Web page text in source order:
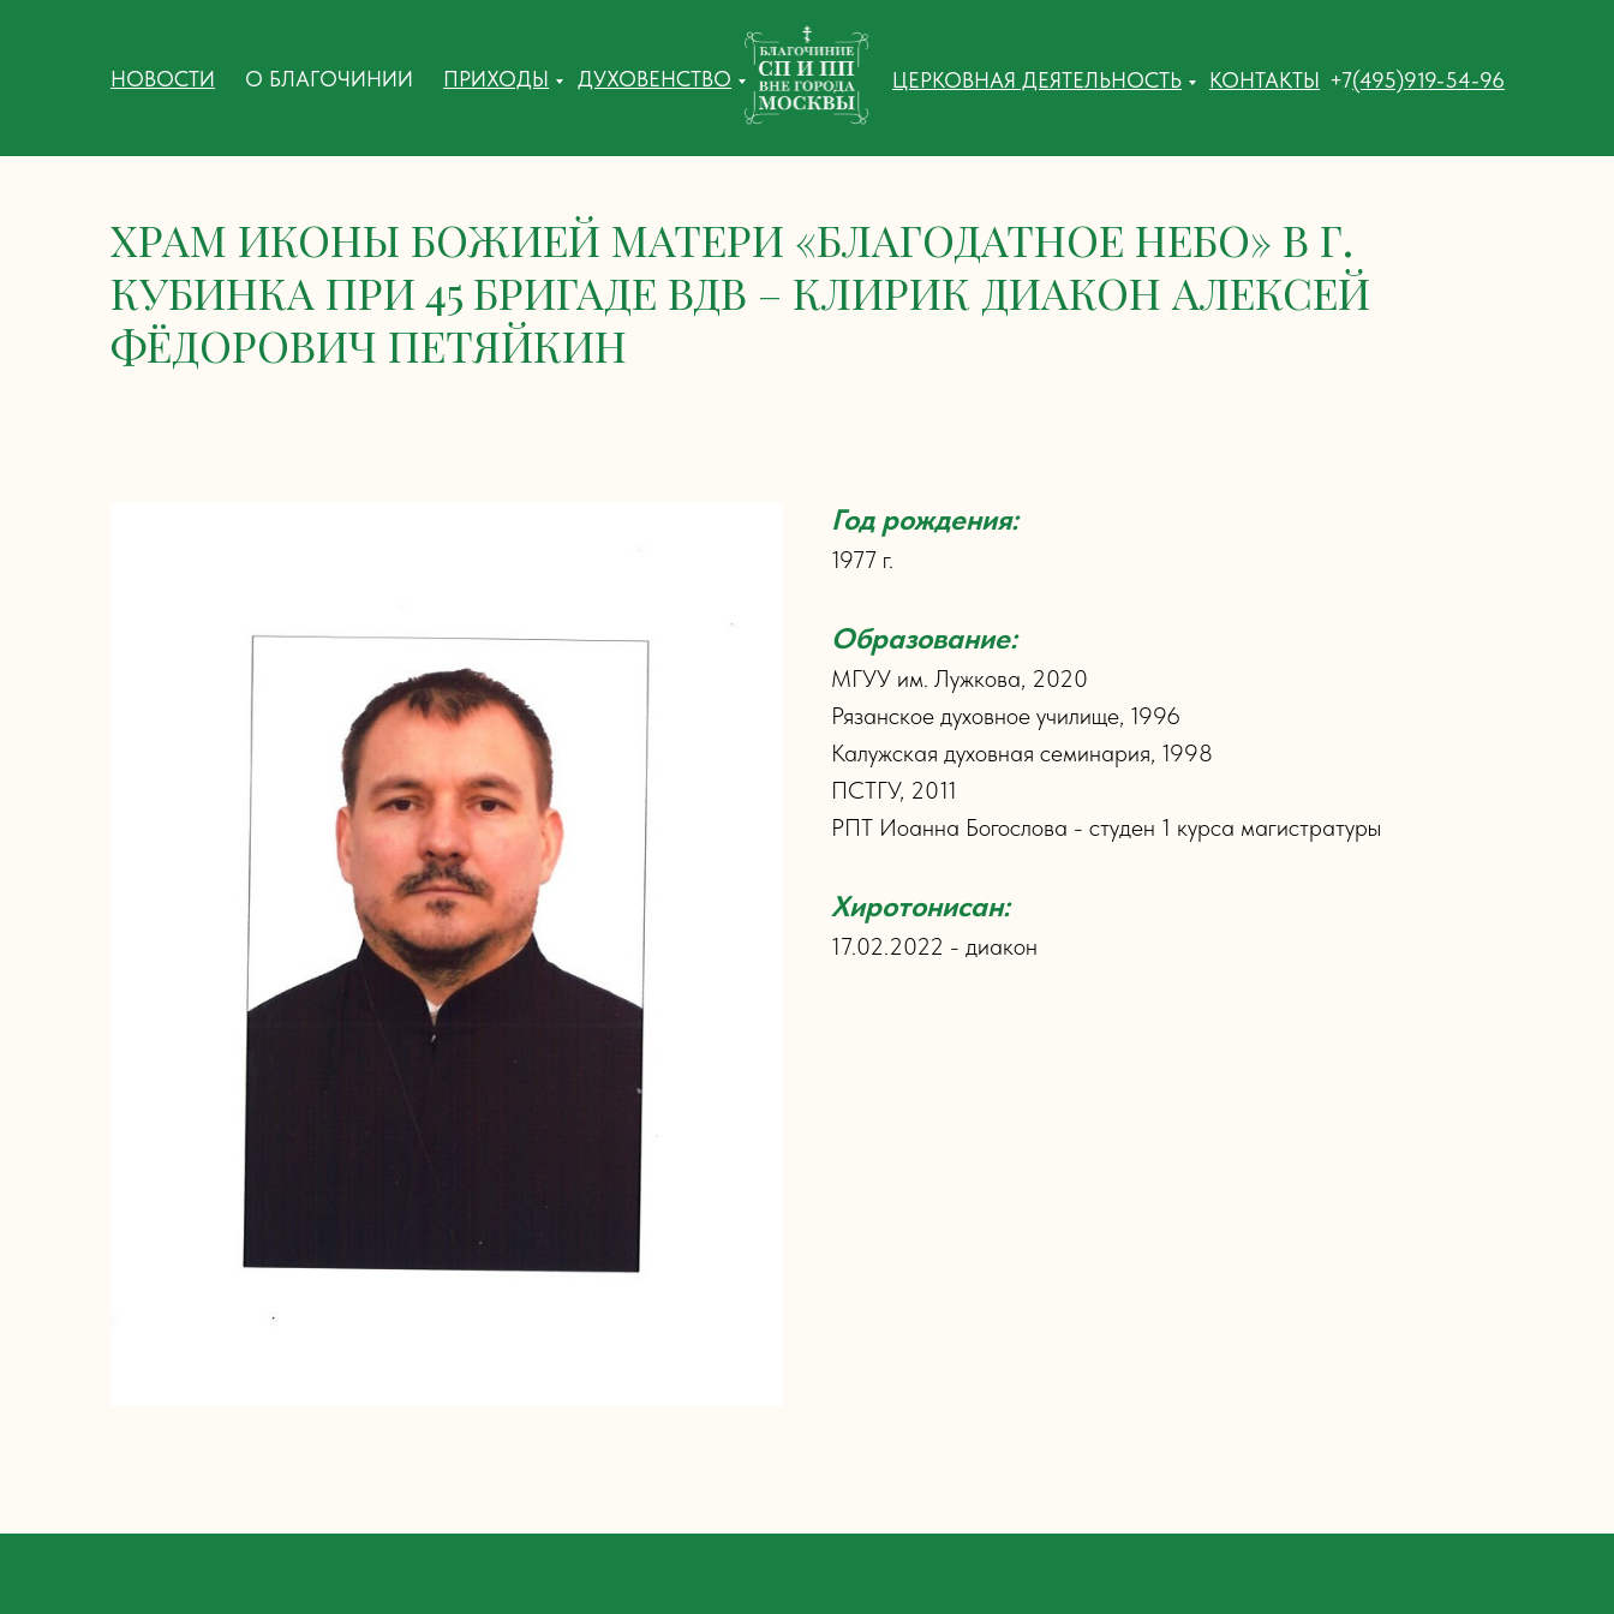
+7(495)919-54-96
КОНТАКТЫ
ЦЕРКОВНАЯ ДЕЯТЕЛЬНОСТЬ
ДУХОВЕНСТВО
ПРИХОДЫ
О БЛАГОЧИНИИ
НОВОСТИ
ХРАМ ИКОНЫ БОЖИЕЙ МАТЕРИ «БЛАГОДАТНОЕ НЕБО» В Г.
КУБИНКА ПРИ 45 БРИГАДЕ ВДВ – КЛИРИК ДИАКОН АЛЕКСЕЙ
ФЁДОРОВИЧ ПЕТЯЙКИН
Год рождения:
1977 г.
Образование:
МГУУ им. Лужкова, 2020
Рязанское духовное училище, 1996
Калужская духовная семинария, 1998
ПСТГУ, 2011
РПТ Иоанна Богослова - студен 1 курса магистратуры
Хиротонисан:
17.02.2022 - диакон